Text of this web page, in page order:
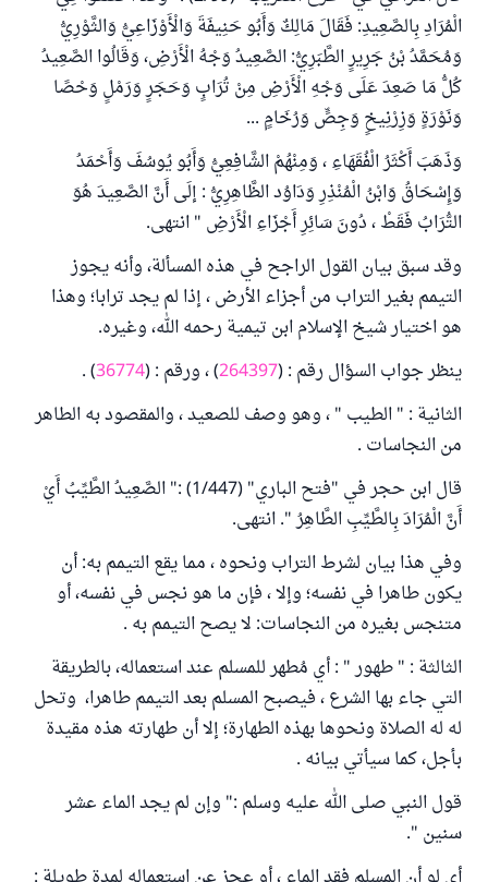
الْمُرَادِ بِالصَّعِيدِ: فَقَالَ مَالِكٌ وَأَبُو حَنِيفَةَ وَالْأَوْزَاعِيُّ وَالثَّوْرِيُّ
وَمُحَمَّدُ بْنُ جَرِيرٍ الطَّبَرِيُّ: الصَّعِيدُ وَجْهُ الْأَرْضِ، وَقَالُوا الصَّعِيدُ
كُلُّ مَا صَعِدَ عَلَى وَجْهِ الْأَرْضِ مِنْ تُرَابٍ وَحَجَرٍ وَرَمْلٍ وَحْصًا
وَنَوْرَةٍ وَزِرْنِيخٍ وَجِصٍّ وَرُخَامٍ ...
وَذَهَبَ أَكْثَرُ الْفُقَهَاءِ ، وَمِنْهُمْ الشَّافِعِيُّ وَأَبُو يُوسُفَ وَأَحْمَدُ
وَإِسْحَاقُ وَابْنُ الْمُنْذِرِ وَدَاوُد الظَّاهِرِيُّ : إلَى أَنَّ الصَّعِيدَ هُوَ
التُّرَابُ فَقَطْ ، دُونَ سَائِرِ أَجْزَاءِ الْأَرْضِ " انتهى.
وقد سبق بيان القول الراجح في هذه المسألة، وأنه يجوز
التيمم بغير التراب من أجزاء الأرض ، إذا لم يجد ترابا؛ وهذا
هو اختيار شيخ الإسلام ابن تيمية رحمه الله، وغيره.
ينظر جواب السؤال رقم : (264397) ، ورقم : (36774
) .
الثانية : " الطيب " ، وهو وصف للصعيد ، والمقصود به الطاهر
من النجاسات .
قال ابن حجر في "فتح الباري" (1/447) :" الصَّعِيدُ الطَّيِّبُ أَيْ
أَنَّ الْمُرَادَ بِالطَّيِّبِ الطَّاهِرُ ". انتهى.
وفي هذا بيان لشرط التراب ونحوه ، مما يقع التيمم به: أن
يكون طاهرا في نفسه؛ وإلا ، فإن ما هو نجس في نفسه، أو
متنجس بغيره من النجاسات: لا يصح التيمم به .
الثالثة : " طهور " : أي مُطهر للمسلم عند استعماله، بالطريقة
التي جاء بها الشرع ، فيصبح المسلم بعد التيمم طاهرا، وتحل
له له الصلاة ونحوها بهذه الطهارة؛ إلا أن طهارته هذه مقيدة
بأجل، كما سيأتي بيانه .
قول النبي صلى الله عليه وسلم :" وإن لم يجد الماء عشر
سنين ".